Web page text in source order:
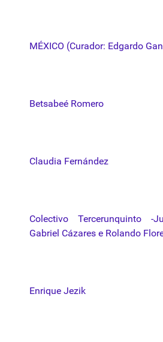
MÉXICO (Curador: Edgardo
Betsabeé Romero
Claudia Fernández
Colectivo Tercerunquinto -
Gabriel Cázares e Rolando
Enrique Jezik